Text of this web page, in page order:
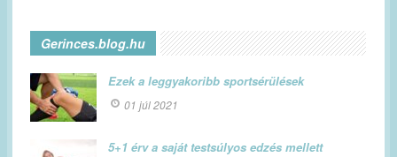
Gerinces.blog.hu
Ezek a leggyakoribb sportsérülések
01 júl 2021
5+1 érv a saját testsúlyos edzés mellett